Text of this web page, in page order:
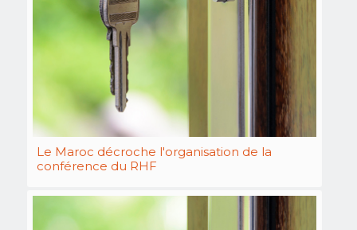
Le Maroc décroche l'organisation de la
conférence du RHF